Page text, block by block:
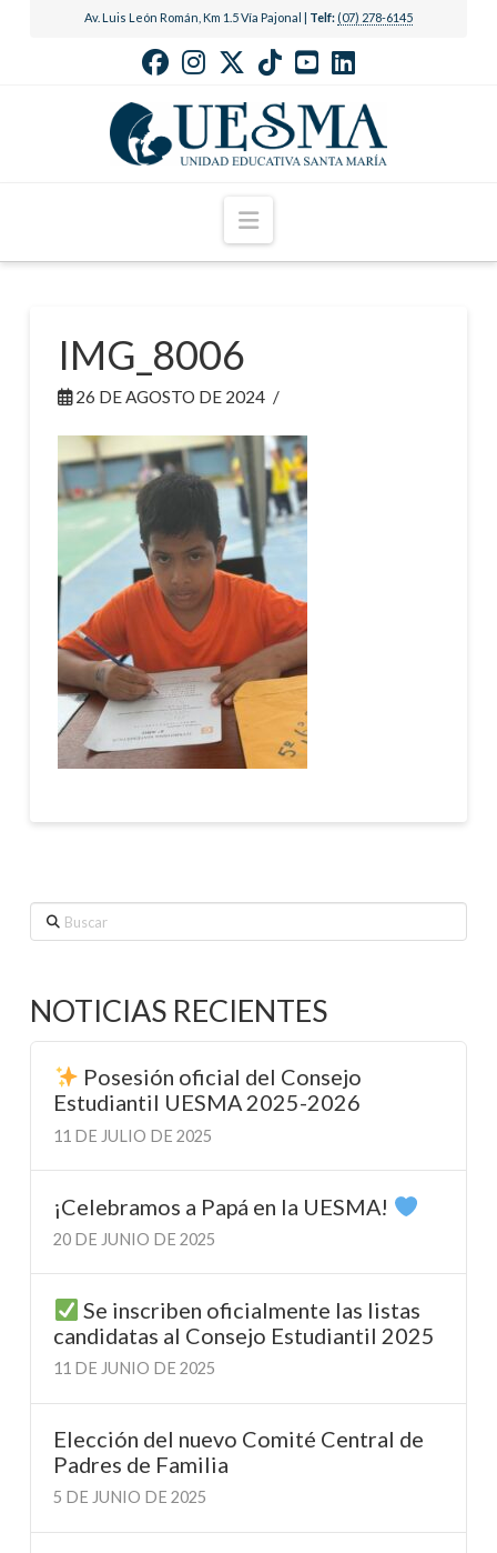
Av. Luis León Román, Km 1.5 Vía Pajonal | Telf: (07) 278-6145
Navigation
IMG_8006
26 DE AGOSTO DE 2024
Buscar
NOTICIAS RECIENTES
Posesión oficial del Consejo
Estudiantil UESMA 2025-2026
11 DE JULIO DE 2025
¡Celebramos a Papá en la UESMA!
20 DE JUNIO DE 2025
Se inscriben oficialmente las listas
candidatas al Consejo Estudiantil 2025
11 DE JUNIO DE 2025
Elección del nuevo Comité Central de
Padres de Familia
5 DE JUNIO DE 2025